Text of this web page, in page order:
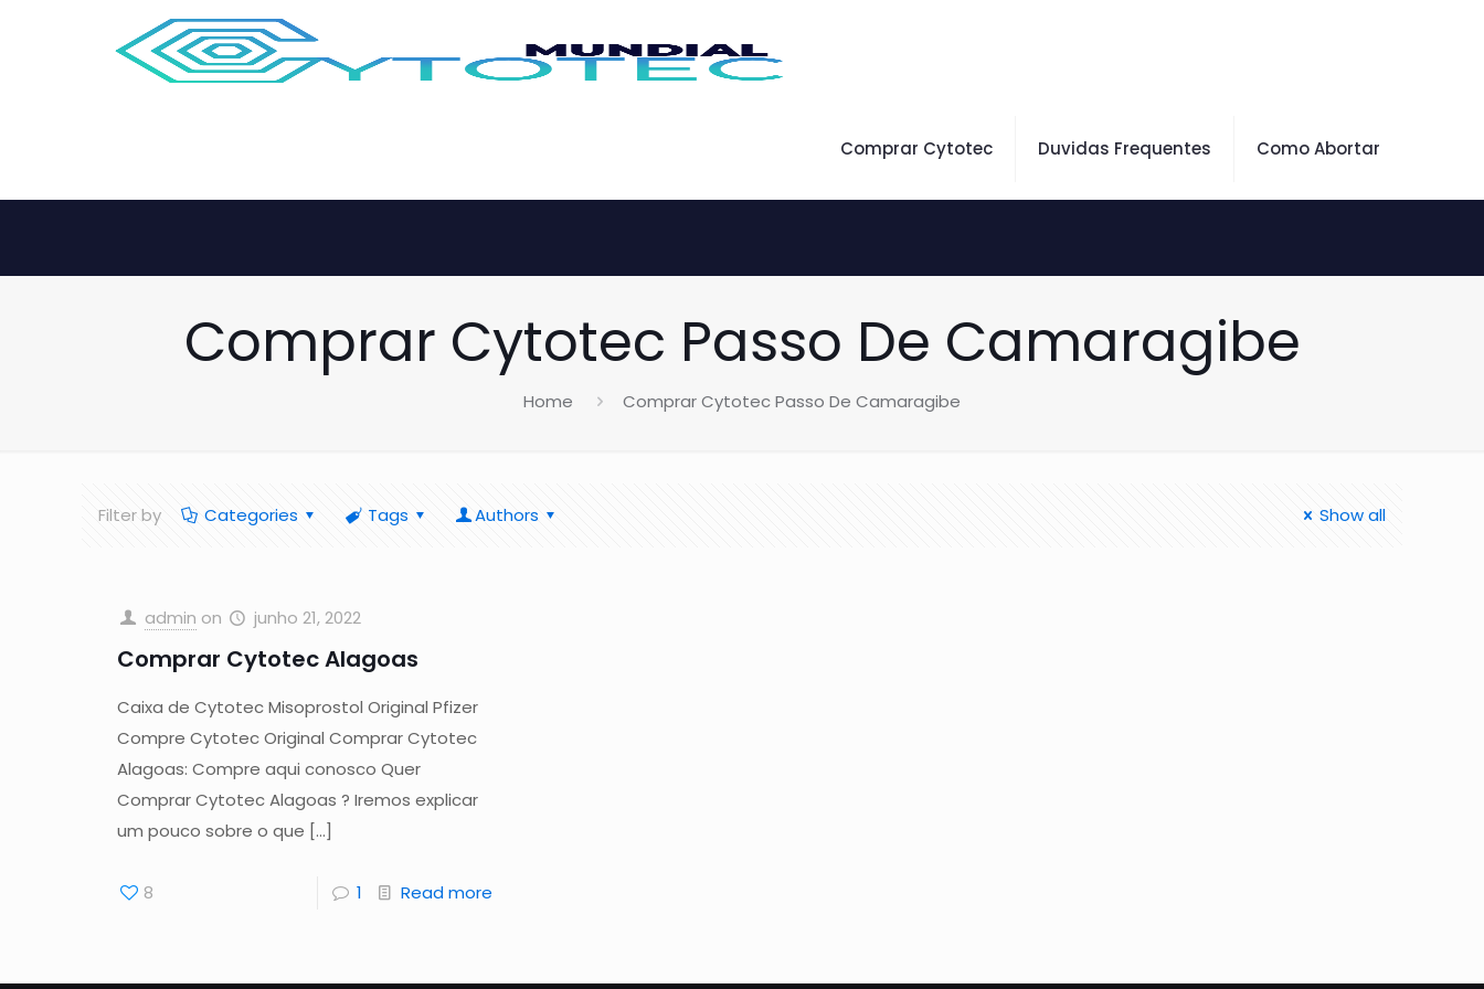
Comprar Cytotec Duvidas Frequentes Como Abortar
Comprar Cytotec Passo De Camaragibe
Home Comprar Cytotec Passo De Camaragibe
Filter by Categories Tags Authors Show all
admin on junho 21, 2022
Comprar Cytotec Alagoas
Caixa de Cytotec Misoprostol Original Pfizer
Compre Cytotec Original Comprar Cytotec
Alagoas: Compre aqui conosco Quer
Comprar Cytotec Alagoas ? Iremos explicar
um pouco sobre o que […]
8 1 Read more